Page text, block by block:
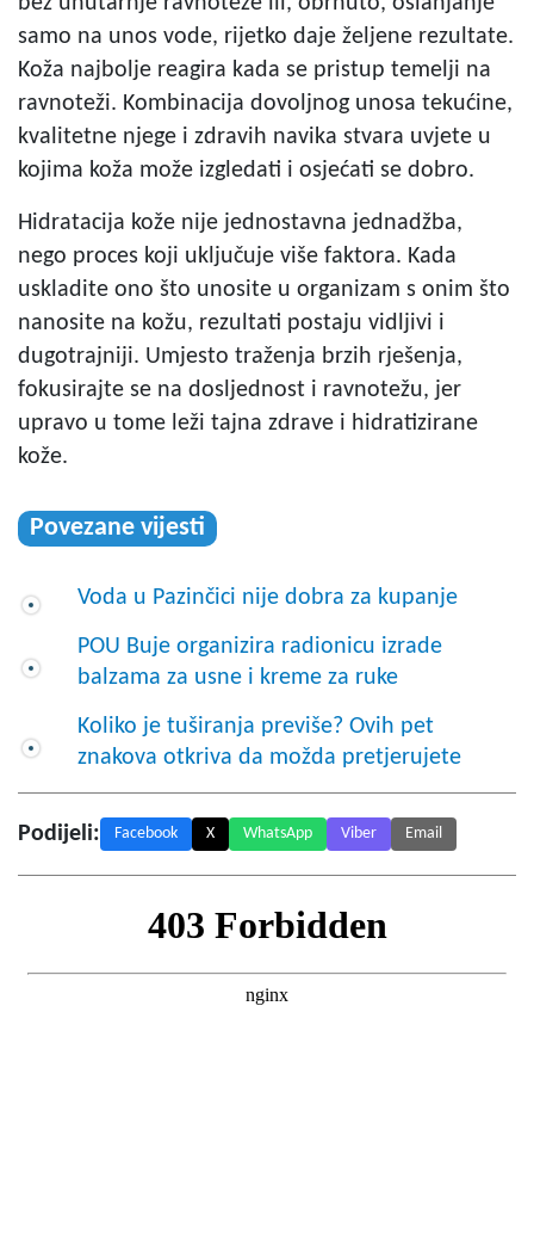
samo na unos vode, rijetko daje željene rezultate.
Koža najbolje reagira kada se pristup temelji na
ravnoteži. Kombinacija dovoljnog unosa tekućine,
kvalitetne njege i zdravih navika stvara uvjete u
kojima koža može izgledati i osjećati se dobro.
Hidratacija kože nije jednostavna jednadžba,
nego proces koji uključuje više faktora. Kada
uskladite ono što unosite u organizam s onim što
nanosite na kožu, rezultati postaju vidljivi i
dugotrajniji. Umjesto traženja brzih rješenja,
fokusirajte se na dosljednost i ravnotežu, jer
upravo u tome leži tajna zdrave i hidratizirane
kože.
Povezane vijesti
Voda u Pazinčici nije dobra za kupanje
POU Buje organizira radionicu izrade
balzama za usne i kreme za ruke
Koliko je tuširanja previše? Ovih pet
znakova otkriva da možda pretjerujete
Podijeli: Facebook X WhatsApp Viber Email